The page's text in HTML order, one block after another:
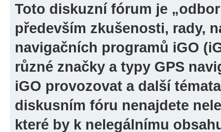
Toto diskuzní fórum je
především zkušenosti, rady,
navigačních programů iGO
různé značky a typy GPS
iGO provozovat a další
diskusním fóru nenajdete
které by k nelegálnímu